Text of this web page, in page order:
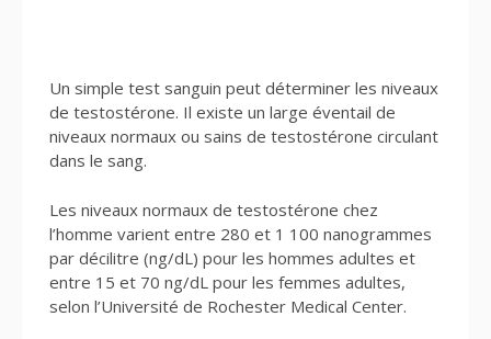
Un simple test sanguin peut déterminer les niveaux
de testostérone. Il existe un large éventail de
niveaux normaux ou sains de testostérone circulant
dans le sang.
Les niveaux normaux de testostérone chez
l’homme varient entre 280 et 1 100 nanogrammes
par décilitre (ng/dL) pour les hommes adultes et
entre 15 et 70 ng/dL pour les femmes adultes,
selon l’Université de Rochester Medical Center.